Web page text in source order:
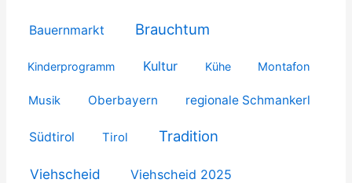
Bauernmarkt Brauchtum
Kinderprogramm Kultur Kühe Montafon
Musik Oberbayern regionale Schmankerl
Südtirol Tirol Tradition
Viehscheid Viehscheid 2025